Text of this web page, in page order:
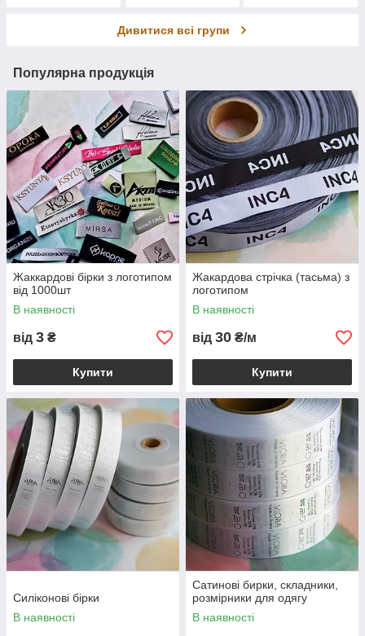
Дивитися всі групи
Популярна продукція
Жаккардові бірки з логотипом
від 1000шт
В наявності
від 3 ₴
Купити
Жакардова стрічка (тасьма) з
логотипом
В наявності
від 30 ₴/м
Купити
Силіконові бірки
В наявності
Сатинові бирки, складники,
розмірники для одягу
В наявності